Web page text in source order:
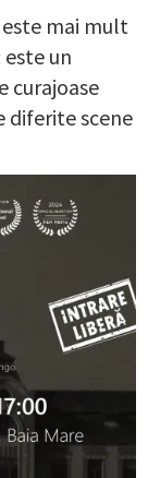
mai mult
un
curajoase
diferite scene